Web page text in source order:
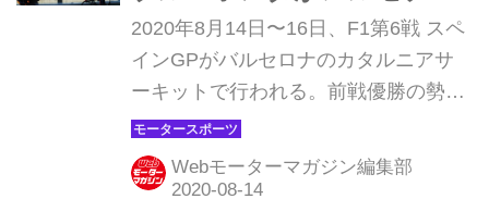
AMGを圧倒する!?【モータ
ースポーツ】
2020年8月14日〜16日、F1第6戦 スペ
インGPがバルセロナのカタルニアサ
ーキットで行われる。前戦優勝の勢い
を駆って、レッドブル・ホンダはどう
戦うのか。フリー走行1回目は、いよ
いよ14日金曜日11時（日本時間19時）
Webモーターマガジン編集部